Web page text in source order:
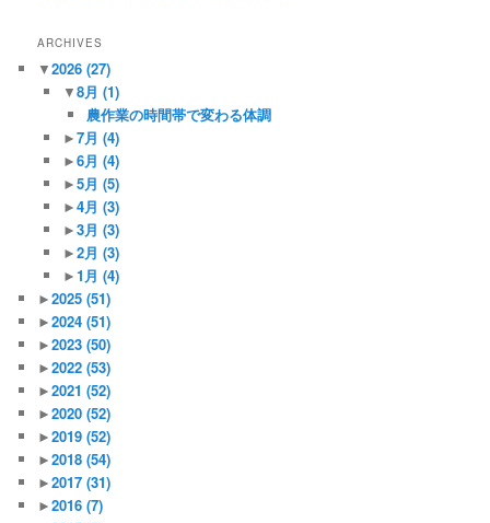
ARCHIVES
▼2026(27)
▼8月 (1)
農作業の時間帯で変わる体調
►7月 (4)
►6月 (4)
►5月 (5)
►4月 (3)
►3月 (3)
►2月 (3)
►1月 (4)
►2025(51)
►2024(51)
►2023(50)
►2022(53)
►2021(52)
►2020(52)
►2019(52)
►2018(54)
►2017(31)
►2016(7)